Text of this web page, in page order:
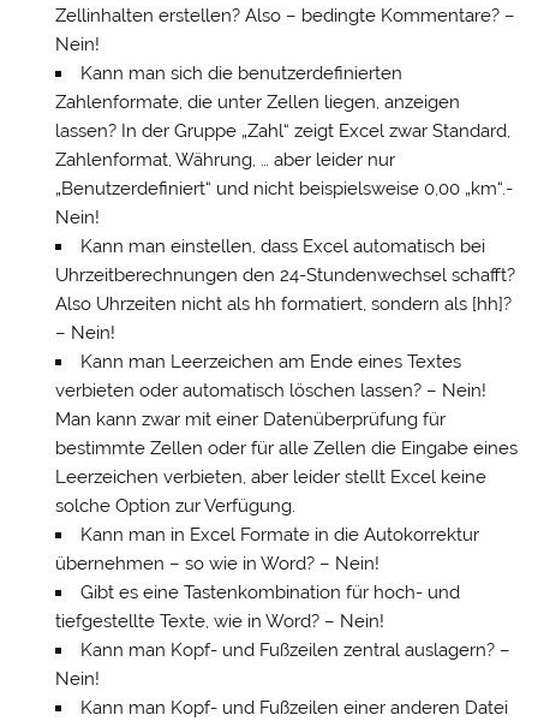
Zellinhalten erstellen? Also – bedingte Kommentare? –
Nein!
Kann man sich die benutzerdefinierten
Zahlenformate, die unter Zellen liegen, anzeigen
lassen? In der Gruppe „Zahl“ zeigt Excel zwar Standard,
Zahlenformat, Währung, … aber leider nur
„Benutzerdefiniert“ und nicht beispielsweise 0,00 „km“.-
Nein!
Kann man einstellen, dass Excel automatisch bei
Uhrzeitberechnungen den 24-Stundenwechsel schafft?
Also Uhrzeiten nicht als hh formatiert, sondern als [hh]?
– Nein!
Kann man Leerzeichen am Ende eines Textes
verbieten oder automatisch löschen lassen? – Nein!
Man kann zwar mit einer Datenüberprüfung für
bestimmte Zellen oder für alle Zellen die Eingabe eines
Leerzeichen verbieten, aber leider stellt Excel keine
solche Option zur Verfügung.
Kann man in Excel Formate in die Autokorrektur
übernehmen – so wie in Word? – Nein!
Gibt es eine Tastenkombination für hoch- und
tiefgestellte Texte, wie in Word? – Nein!
Kann man Kopf- und Fußzeilen zentral auslagern? –
Nein!
Kann man Kopf- und Fußzeilen einer anderen Datei